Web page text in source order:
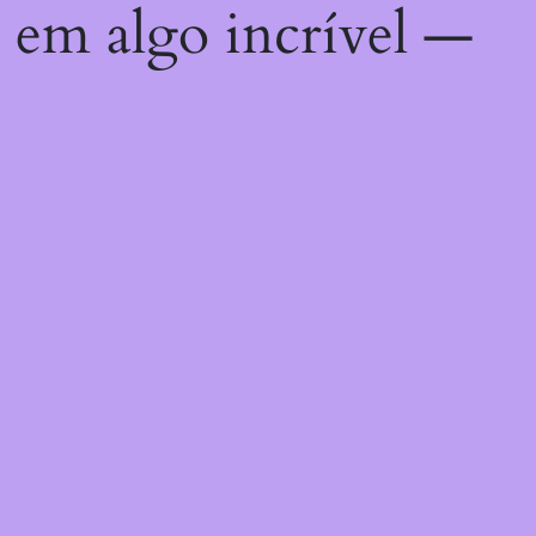
em algo incrível —